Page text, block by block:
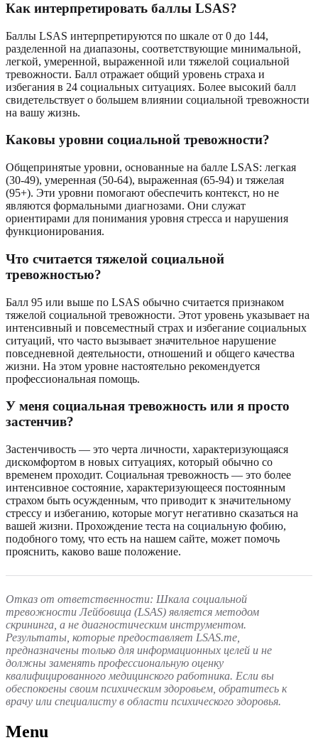
Как интерпретировать баллы LSAS?
Баллы LSAS интерпретируются по шкале от 0 до 144,
разделенной на диапазоны, соответствующие минимальной,
легкой, умеренной, выраженной или тяжелой социальной
тревожности. Балл отражает общий уровень страха и
избегания в 24 социальных ситуациях. Более высокий балл
свидетельствует о большем влиянии социальной тревожности
на вашу жизнь.
Каковы уровни социальной тревожности?
Общепринятые уровни, основанные на балле LSAS: легкая
(30-49), умеренная (50-64), выраженная (65-94) и тяжелая
(95+). Эти уровни помогают обеспечить контекст, но не
являются формальными диагнозами. Они служат
ориентирами для понимания уровня стресса и нарушения
функционирования.
Что считается тяжелой социальной
тревожностью?
Балл 95 или выше по LSAS обычно считается признаком
тяжелой социальной тревожности. Этот уровень указывает на
интенсивный и повсеместный страх и избегание социальных
ситуаций, что часто вызывает значительное нарушение
повседневной деятельности, отношений и общего качества
жизни. На этом уровне настоятельно рекомендуется
профессиональная помощь.
У меня социальная тревожность или я просто
застенчив?
Застенчивость — это черта личности, характеризующаяся
дискомфортом в новых ситуациях, который обычно со
временем проходит. Социальная тревожность — это более
интенсивное состояние, характеризующееся постоянным
страхом быть осужденным, что приводит к значительному
стрессу и избеганию, которые могут негативно сказаться на
вашей жизни. Прохождение теста на социальную фобию,
подобного тому, что есть на нашем сайте, может помочь
прояснить, каково ваше положение.
Отказ от ответственности: Шкала социальной
тревожности Лейбовица (LSAS) является методом
скрининга, а не диагностическим инструментом.
Результаты, которые предоставляет LSAS.me,
предназначены только для информационных целей и не
должны заменять профессиональную оценку
квалифицированного медицинского работника. Если вы
обеспокоены своим психическим здоровьем, обратитесь к
врачу или специалисту в области психического здоровья.
Menu